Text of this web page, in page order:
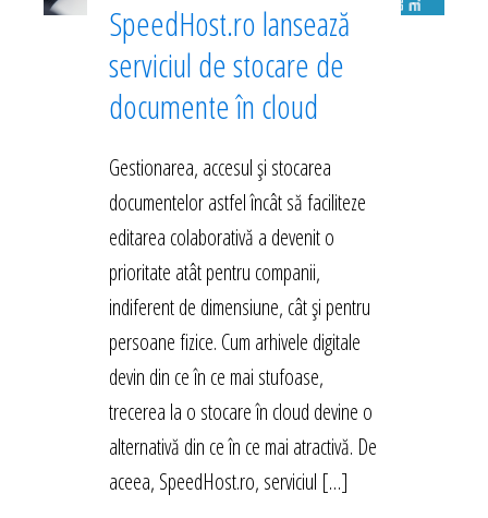
SpeedHost.ro lansează
serviciul de stocare de
documente în cloud
Gestionarea, accesul și stocarea
documentelor astfel încât să faciliteze
editarea colaborativă a devenit o
prioritate atât pentru companii,
indiferent de dimensiune, cât și pentru
persoane fizice. Cum arhivele digitale
devin din ce în ce mai stufoase,
trecerea la o stocare în cloud devine o
alternativă din ce în ce mai atractivă. De
aceea, SpeedHost.ro, serviciul […]